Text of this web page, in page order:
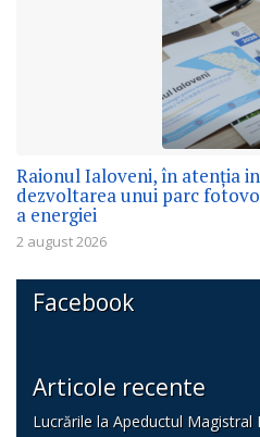
Raionul Ialoveni, în atenția
dezvoltarea unui parc
a energiei
2 august 2026
Facebook
Articole recente
Lucrările la Apeductul Magistral